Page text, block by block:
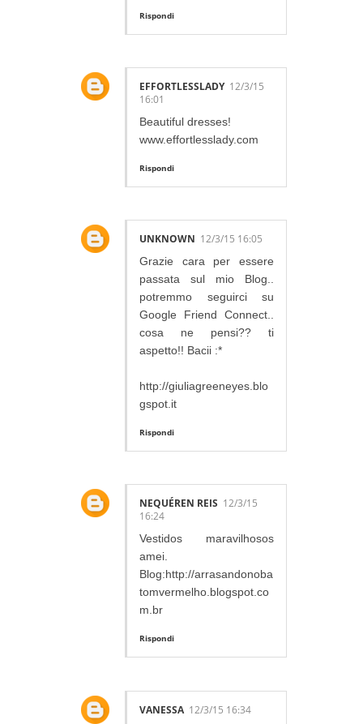
Rispondi
EFFORTLESSLADY 12/3/15
16:01
Beautiful dresses!
www.effortlesslady.com
Rispondi
UNKNOWN 12/3/15 16:05
Grazie cara per essere
passata sul mio Blog..
potremmo seguirci su
Google Friend Connect..
cosa ne pensi?? ti
aspetto!! Bacii :*
http://giuliagreeneyes.blo
gspot.it
Rispondi
NEQUÉREN REIS 12/3/15
16:24
Vestidos maravilhosos
amei.
Blog:http://arrasandonoba
tomvermelho.blogspot.co
m.br
Rispondi
VANESSA 12/3/15 16:34